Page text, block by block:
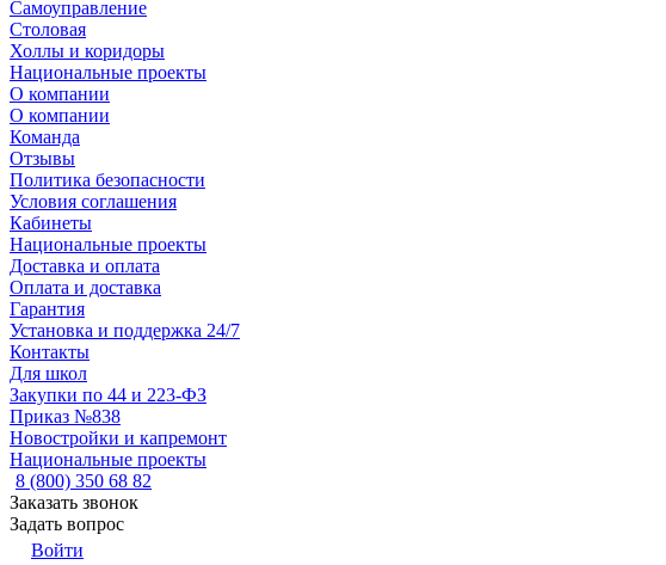
Самоуправление
Столовая
Холлы и коридоры
Национальные проекты
О компании
О компании
Команда
Отзывы
Политика безопасности
Условия соглашения
Кабинеты
Национальные проекты
Доставка и оплата
Оплата и доставка
Гарантия
Установка и поддержка 24/7
Контакты
Для школ
Закупки по 44 и 223-ФЗ
Приказ №838
Новостройки и капремонт
Национальные проекты
8 (800) 350 68 82
Заказать звонок
Задать вопрос
Войти